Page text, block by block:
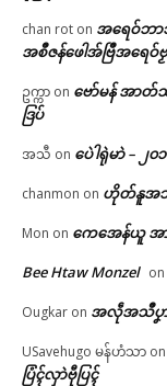
chan rot on အရေဝ်ဘ
အစဳဇန်ဖေါအ်ဗြဳအရေဝ်
ဥက္ကာ on ဗော်မန် အာတ်
ဒြပ်
အသီ on ပေဲါရုဲမာဲ – ၂၀
chanmon on ဟိုတ်နူအ
Mon on ကေအေန်ယူ အ
Bee Htaw Monzel on
Ougkar on အလဵုအသဳပၞာ
USavehugo မန်ဟံသာ on
ပြံၚ်လှာဲဗီုပြၚ်